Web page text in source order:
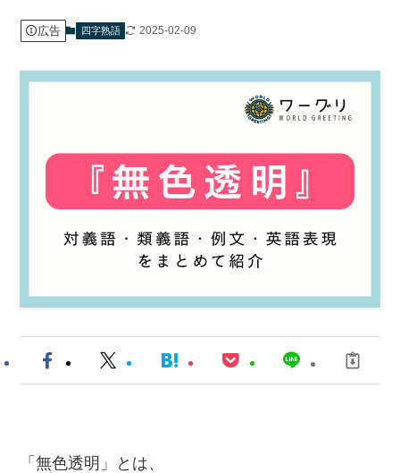
広告 四字熟語 2025-02-09
「無色透明」とは、